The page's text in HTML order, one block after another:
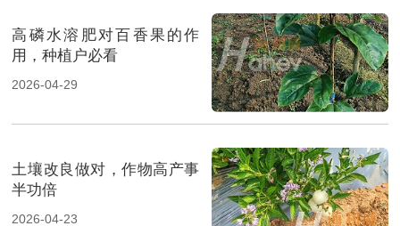
高磷水溶肥对百香果的作
用，种植户必看
2026-04-29
土壤改良做对，作物高产事
半功倍
2026-04-23